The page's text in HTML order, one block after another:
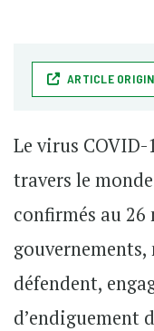
ARTICLE
Le virus COVID-
travers le
confirmés au 26
gouvernements,
défendent,
d’endiguement